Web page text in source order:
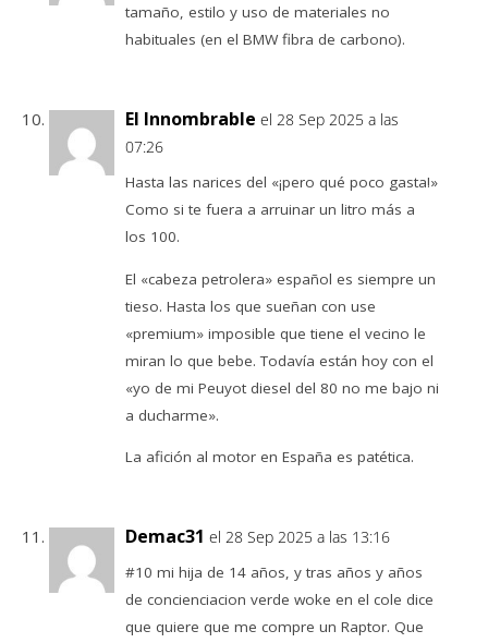
tamaño, estilo y uso de materiales no
habituales (en el BMW fibra de carbono).
El Innombrable el 28 Sep 2025 a las
07:26
Hasta las narices del «¡pero qué poco gasta!»
Como si te fuera a arruinar un litro más a
los 100.
El «cabeza petrolera» español es siempre un
tieso. Hasta los que sueñan con use
«premium» imposible que tiene el vecino le
miran lo que bebe. Todavía están hoy con el
«yo de mi Peuyot diesel del 80 no me bajo ni
a ducharme».
La afición al motor en España es patética.
Demac31 el 28 Sep 2025 a las 13:16
#10 mi hija de 14 años, y tras años y años
de concienciacion verde woke en el cole dice
que quiere que me compre un Raptor. Que